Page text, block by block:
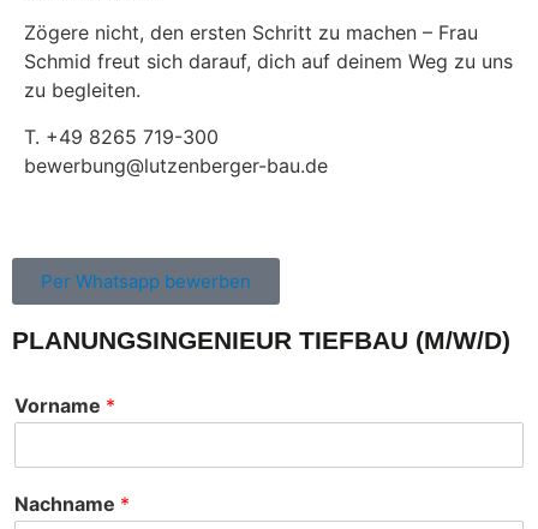
Zögere nicht, den ersten Schritt zu machen – Frau
Schmid freut sich darauf, dich auf deinem Weg zu uns
zu begleiten.
T. +49 8265 719-300
bewerbung@lutzenberger-bau.de
Per Whatsapp bewerben
PLANUNGSINGENIEUR TIEFBAU (M/W/D)
Vorname *
Nachname *